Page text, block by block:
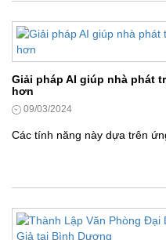
Giải pháp AI giúp nhà phát
hơn
09/03/2024
Các tính năng này dựa trên